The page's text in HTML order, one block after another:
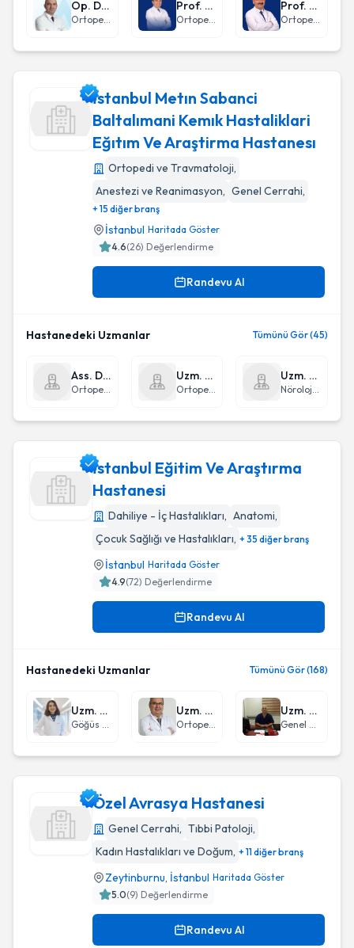
Op. Dr. Tunca Cingöz
Ortopedi ve Travmatoloji
Prof. Dr. Fatih Dikici
Ortopedi ve Travmatoloji
Prof. Dr. İbrahim Kaya
Ortopedi ve Travmatoloji
İstanbul Metın Sabanci
Baltalımani Kemık Hastaliklari
Eğıtım Ve Araştirma Hastanesı
Ortopedi ve Travmatoloji,
Anestezi ve Reanimasyon, Genel Cerrahi,
+ 15 diğer branş
İstanbul Haritada Göster
4.6(26) Değerlendirme
Randevu Al
Hastanedeki Uzmanlar Tümünü Gör (45)
Ass. Dr. İbrahim Avşin Öztürk
Ortopedi ve Travmatoloji
Uzm. Dr. Deniz Kargın
Ortopedi ve Travmatoloji
Uzm. Dr. Birgül Baştan
Nöroloji (Beyin ve Sinir Hastalıkları)
İstanbul Eğitim Ve Araştırma
Hastanesi
Dahiliye - İç Hastalıkları, Anatomi,
Çocuk Sağlığı ve Hastalıkları, + 35 diğer branş
İstanbul Haritada Göster
4.9(72) Değerlendirme
Randevu Al
Hastanedeki Uzmanlar Tümünü Gör (168)
Uzm. Dr. Dida Maraşlı
Göğüs Hastalıkları
Uzm. Dr. İsmail Erhan Mumcuoğlu
Ortopedi ve Travmatoloji
Uzm. Dr. Abdulkerim Özakay
Genel Cerrahi
Özel Avrasya Hastanesi
Genel Cerrahi, Tıbbi Patoloji,
Kadın Hastalıkları ve Doğum, + 11 diğer branş
Zeytinburnu, İstanbul Haritada Göster
5.0(9) Değerlendirme
Randevu Al